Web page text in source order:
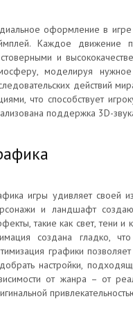
оформление в
Каждое движение
и
моделируя
действий
что способствует
поддержка 3D-
игры удивляет своей
и ландшафт
такие как свет, тени
создана гладко,
графики
настройки,
от жанра – от